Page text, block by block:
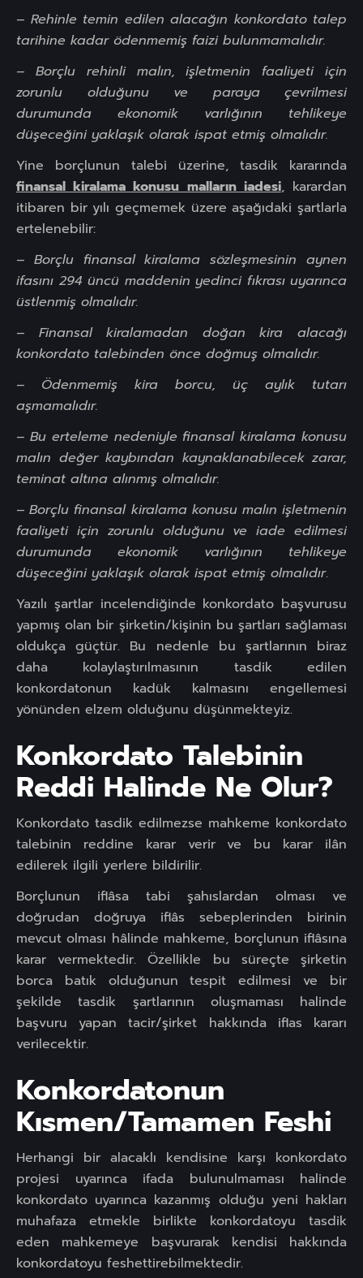
– Rehinle temin edilen alacağın konkordato talep
tarihine kadar ödenmemiş faizi bulunmamalıdır.
– Borçlu rehinli malın, işletmenin faaliyeti için
zorunlu olduğunu ve paraya çevrilmesi
durumunda ekonomik varlığının tehlikeye
düşeceğini yaklaşık olarak ispat etmiş olmalıdır.
Yine borçlunun talebi üzerine, tasdik kararında
finansal kiralama konusu malların iadesi, karardan
itibaren bir yılı geçmemek üzere aşağıdaki şartlarla
ertelenebilir:
– Borçlu finansal kiralama sözleşmesinin aynen
ifasını 294 üncü maddenin yedinci fıkrası uyarınca
üstlenmiş olmalıdır.
– Finansal kiralamadan doğan kira alacağı
konkordato talebinden önce doğmuş olmalıdır.
– Ödenmemiş kira borcu, üç aylık tutarı
aşmamalıdır.
– Bu erteleme nedeniyle finansal kiralama konusu
malın değer kaybından kaynaklanabilecek zarar,
teminat altına alınmış olmalıdır.
– Borçlu finansal kiralama konusu malın işletmenin
faaliyeti için zorunlu olduğunu ve iade edilmesi
durumunda ekonomik varlığının tehlikeye
düşeceğini yaklaşık olarak ispat etmiş olmalıdır.
Yazılı şartlar incelendiğinde konkordato başvurusu
yapmış olan bir şirketin/kişinin bu şartları sağlaması
oldukça güçtür. Bu nedenle bu şartlarının biraz
daha kolaylaştırılmasının tasdik edilen
konkordatonun kadük kalmasını engellemesi
yönünden elzem olduğunu düşünmekteyiz.
Konkordato Talebinin
Reddi Halinde Ne Olur?
Konkordato tasdik edilmezse mahkeme konkordato
talebinin reddine karar verir ve bu karar ilân
edilerek ilgili yerlere bildirilir.
Borçlunun iflâsa tabi şahıslardan olması ve
doğrudan doğruya iflâs sebeplerinden birinin
mevcut olması hâlinde mahkeme, borçlunun iflâsına
karar vermektedir. Özellikle bu süreçte şirketin
borca batık olduğunun tespit edilmesi ve bir
şekilde tasdik şartlarının oluşmaması halinde
başvuru yapan tacir/şirket hakkında iflas kararı
verilecektir.
Konkordatonun
Kısmen/Tamamen Feshi
Herhangi bir alacaklı kendisine karşı konkordato
projesi uyarınca ifada bulunulmaması halinde
konkordato uyarınca kazanmış olduğu yeni hakları
muhafaza etmekle birlikte konkordatoyu tasdik
eden mahkemeye başvurarak kendisi hakkında
konkordatoyu feshettirebilmektedir.